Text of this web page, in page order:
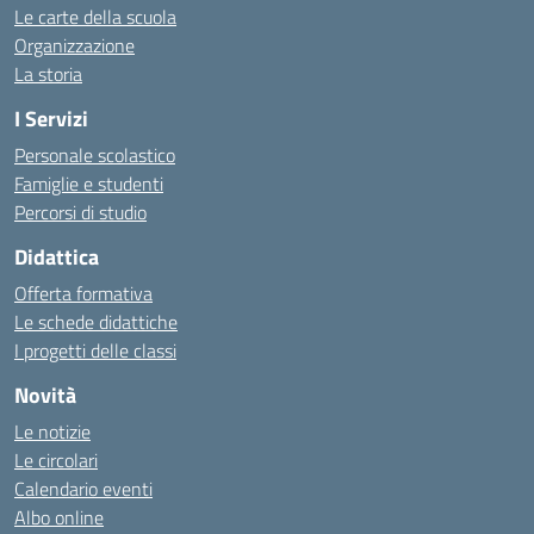
Le carte della scuola
Organizzazione
La storia
I Servizi
Personale scolastico
Famiglie e studenti
Percorsi di studio
Didattica
Offerta formativa
Le schede didattiche
I progetti delle classi
Novità
Le notizie
Le circolari
Calendario eventi
Albo online